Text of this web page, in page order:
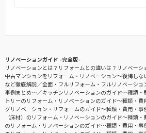
リノベーションガイド -完全版-
リノベーションとは？リフォームとの違いは？リノベーシ
中古マンションをリフォーム・リノベーション〜後悔し
など徹底解説
全面・フルリフォーム・フルリノベーショ
事例まとめ〜
キッチンリノベーションのガイド〜種類・
トリーのリフォーム・リノベーションのガイド〜種類・
グリノベーション・リフォームのガイド〜種類・費用・事
（床材）のリフォーム・リノベーションのガイド〜種類
のリフォーム・リノベーションのガイド〜種類・費用・事